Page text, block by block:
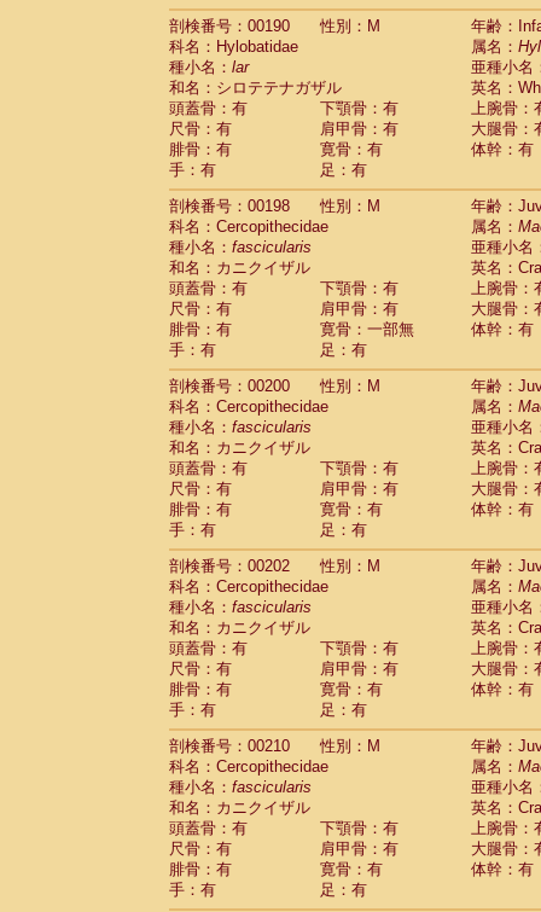
剖検番号：00190
性別：M
年齢：
科名：Hylobatidae
属名：
種小名： lar
亜種小名
和名：シロテテナガザル
英名：
頭蓋骨：有
下顎骨：有
上腕骨：
尺骨：有
肩甲骨：有
大腿骨：
腓骨：有
寛骨：有
体幹：有
手：有
足：有
剖検番号：00198
性別：M
年齢：
科名：Cercopithecidae
属名：
種小名： fascicularis
亜種小名
和名：カニクイザル
英名：
頭蓋骨：有
下顎骨：有
上腕骨：
尺骨：有
肩甲骨：有
大腿骨：
腓骨：有
寛骨：一部無
体幹：有
手：有
足：有
剖検番号：00200
性別：M
年齢：
科名：Cercopithecidae
属名：
種小名： fascicularis
亜種小名
和名：カニクイザル
英名：
頭蓋骨：有
下顎骨：有
上腕骨：
尺骨：有
肩甲骨：有
大腿骨：
腓骨：有
寛骨：有
体幹：有
手：有
足：有
剖検番号：00202
性別：M
年齢：
科名：Cercopithecidae
属名：
種小名： fascicularis
亜種小名
和名：カニクイザル
英名：
頭蓋骨：有
下顎骨：有
上腕骨：
尺骨：有
肩甲骨：有
大腿骨：
腓骨：有
寛骨：有
体幹：有
手：有
足：有
剖検番号：00210
性別：M
年齢：
科名：Cercopithecidae
属名：
種小名： fascicularis
亜種小名
和名：カニクイザル
英名：
頭蓋骨：有
下顎骨：有
上腕骨：
尺骨：有
肩甲骨：有
大腿骨：
腓骨：有
寛骨：有
体幹：有
手：有
足：有